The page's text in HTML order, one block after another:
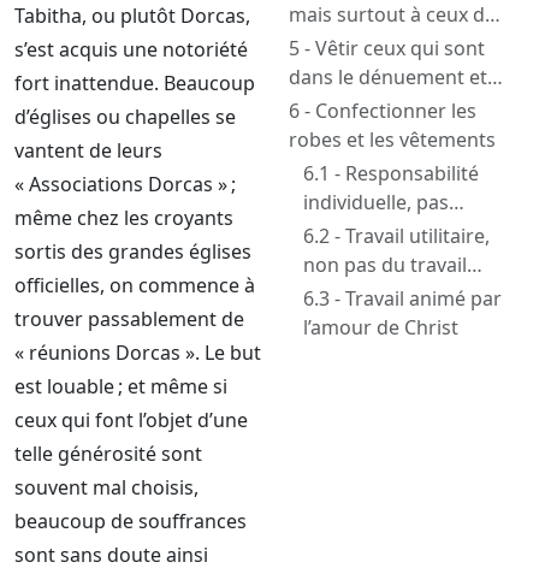
Tabitha, ou plutôt Dorcas,
s’est acquis une notoriété
fort inattendue. Beaucoup
d’églises ou chapelles se
vantent de leurs
« Associations Dorcas » ;
même chez les croyants
sortis des grandes églises
officielles, on commence à
trouver passablement de
« réunions Dorcas ». Le but
est louable ; et même si
ceux qui font l’objet d’une
telle générosité sont
souvent mal choisis,
beaucoup de souffrances
sont sans doute ainsi
mais surtout à ceux de
la maison de la foi
5 - Vêtir ceux qui sont
dans le dénuement et
nourrir les affamés
6 - Confectionner les
robes et les vêtements
6.1 - Responsabilité
individuelle, pas
d’association
6.2 - Travail utilitaire,
non pas du travail
d’agrément
6.3 - Travail animé par
l’amour de Christ